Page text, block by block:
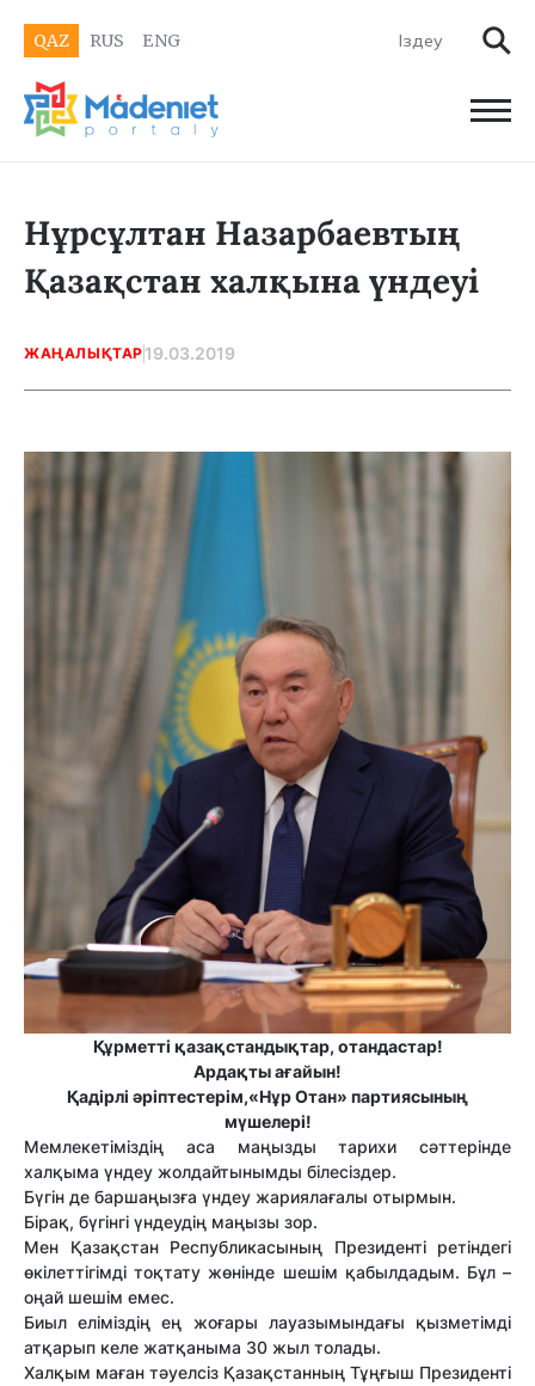
QAZ RUS ENG
Нұрсұлтан Назарбаевтың
Қазақстан халқына үндеуі
ЖАҢАЛЫҚТАР 19.03.2019
Құрметті қазақстандықтар, отандастар!
Ардақты ағайын!
Қадірлі әріптестерім,«Нұр Отан» партиясының
мүшелері!
Мемлекетіміздің аса маңызды тарихи сәттерінде
халқыма үндеу жолдайтынымды білесіздер.
Бүгін де баршаңызға үндеу жариялағалы отырмын.
Бірақ, бүгінгі үндеудің маңызы зор.
Мен Қазақстан Республикасының Президенті ретіндегі
өкілеттігімді тоқтату жөнінде шешім қабылдадым. Бұл ­–
оңай шешім емес.
Биыл еліміздің ең жоғары лауазымындағы қызметімді
атқарып келе жатқаныма 30 жыл толады.
Халқым маған тәуелсіз Қазақстанның Тұңғыш Президенті